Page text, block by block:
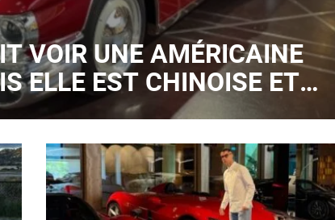
VOIR UNE AMÉRICAINE
ELLE EST CHINOISE ET